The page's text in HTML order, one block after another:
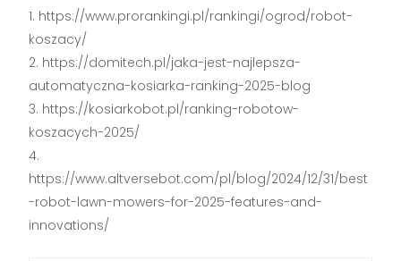
https://www.prorankingi.pl/rankingi/ogrod/robot-
koszacy/
https://domitech.pl/jaka-jest-najlepsza-
automatyczna-kosiarka-ranking-2025-blog
https://kosiarkobot.pl/ranking-robotow-
koszacych-2025/
https://www.altversebot.com/pl/blog/2024/12/31/best
-robot-lawn-mowers-for-2025-features-and-
innovations/